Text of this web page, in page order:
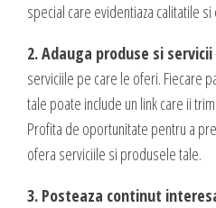
021
DESIGN & PRINTING
Identitate vizuala, imagine
Grafica publicitara
Grafica pentru print
special care evidentiaza calitatile
2. Adauga produse si servicii
serviciile pe care le oferi. Fiecare
tale poate include un link care ii
Profita de oportunitate pentru a
ofera serviciile si produsele tale.
3. Posteaza continut